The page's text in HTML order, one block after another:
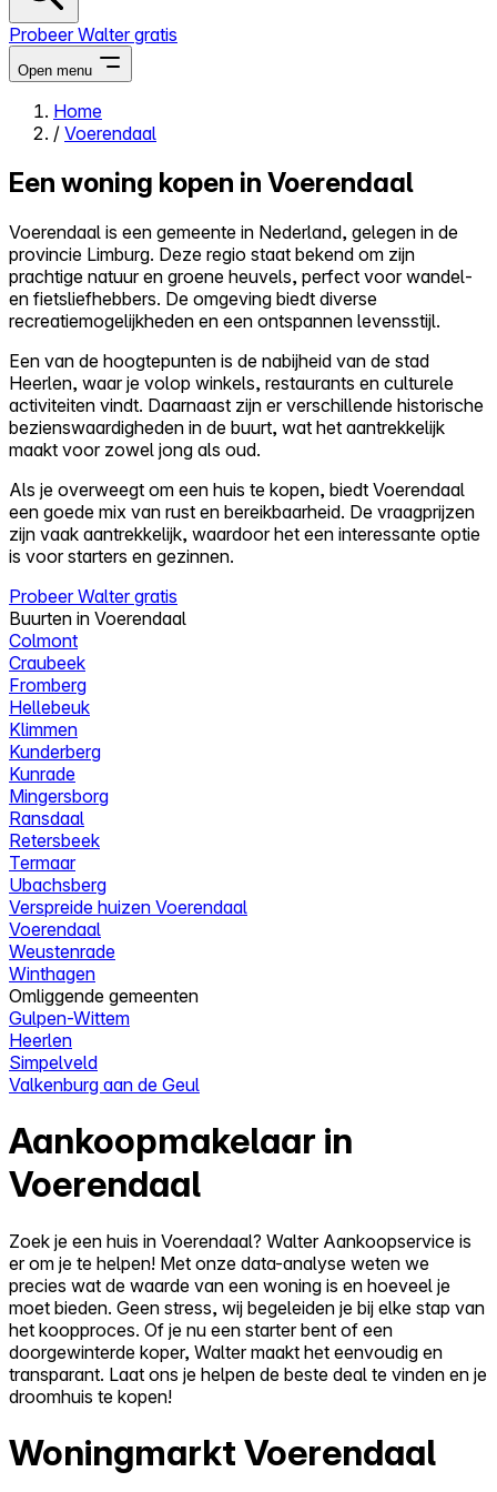
Probeer Walter gratis
Open menu
Close menu
Zelf kopen
Alles-in-één
Reviews
Prijzen
Log in
Probeer Walter gratis
Home
/ Voerendaal
Een woning kopen in Voerendaal
Voerendaal is een gemeente in Nederland, gelegen in de
provincie Limburg. Deze regio staat bekend om zijn
prachtige natuur en groene heuvels, perfect voor wandel-
en fietsliefhebbers. De omgeving biedt diverse
recreatiemogelijkheden en een ontspannen levensstijl.
Een van de hoogtepunten is de nabijheid van de stad
Heerlen, waar je volop winkels, restaurants en culturele
activiteiten vindt. Daarnaast zijn er verschillende historische
bezienswaardigheden in de buurt, wat het aantrekkelijk
maakt voor zowel jong als oud.
Als je overweegt om een huis te kopen, biedt Voerendaal
een goede mix van rust en bereikbaarheid. De vraagprijzen
zijn vaak aantrekkelijk, waardoor het een interessante optie
is voor starters en gezinnen.
Probeer Walter gratis
Buurten in Voerendaal
Colmont
Craubeek
Fromberg
Hellebeuk
Klimmen
Kunderberg
Kunrade
Mingersborg
Ransdaal
Retersbeek
Termaar
Ubachsberg
Verspreide huizen Voerendaal
Voerendaal
Weustenrade
Winthagen
Omliggende gemeenten
Gulpen-Wittem
Heerlen
Simpelveld
Valkenburg aan de Geul
Aankoopmakelaar in
Voerendaal
Zoek je een huis in Voerendaal? Walter Aankoopservice is
er om je te helpen! Met onze data-analyse weten we
precies wat de waarde van een woning is en hoeveel je
moet bieden. Geen stress, wij begeleiden je bij elke stap van
het koopproces. Of je nu een starter bent of een
doorgewinterde koper, Walter maakt het eenvoudig en
transparant. Laat ons je helpen de beste deal te vinden en je
droomhuis te kopen!
Woningmarkt Voerendaal